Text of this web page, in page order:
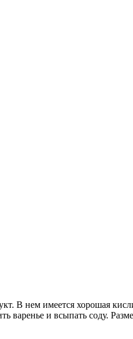
В нем имеется хорошая
варенье и всыпать соду.